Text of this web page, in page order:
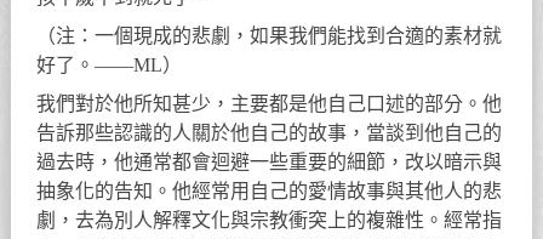
（注：一個現成的悲劇，如果我們能找到合適的素材就
好了。——ML）
我們對於他所知甚少，主要都是他自己口述的部分。他
告訴那些認識的人關於他自己的故事，當談到他自己的
過去時，他通常都會迴避一些重要的細節，改以暗示與
抽象化的告知。他經常用自己的愛情故事與其他人的悲
劇，去為別人解釋文化與宗教衝突上的複雜性。經常指